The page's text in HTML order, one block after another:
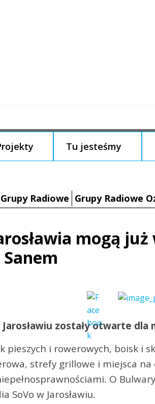
Tu jesteśmy
Grupy Radiowe Grupy Radiowe
mogą
zostały otwarte dla
pieszych i rowerowych, boisk i
strefy grillowe i miejsca
O
SoVo w Jarosławiu.